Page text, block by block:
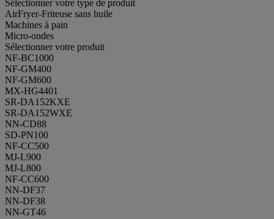
Sélectionner votre type de produit
AirFryer-Friteuse sans huile
Machines à pain
Micro-ondes
Sélectionner votre produit
NF-BC1000
NF-GM400
NF-GM600
MX-HG4401
SR-DA152KXE
SR-DA152WXE
NN-CD88
SD-PN100
NF-CC500
MJ-L900
MJ-L800
NF-CC600
NN-DF37
NN-DF38
NN-GT46